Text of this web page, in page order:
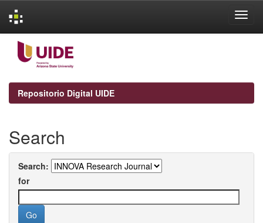
navigation
Repositorio Digital UIDE
Search
Search:
for